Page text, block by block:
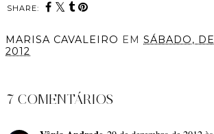
SHARE:
MARISA CAVALEIRO EM SÁBADO,
2012
7 COMENTÁRIOS